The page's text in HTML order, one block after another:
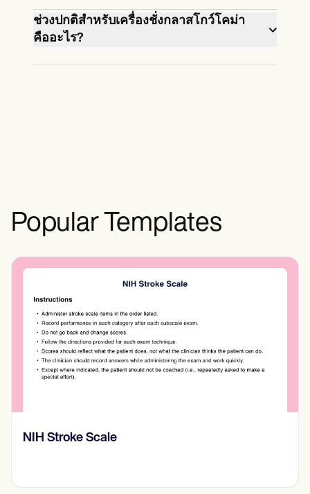
ขาดแคลนทางระบบประสาทคะแนนนี้
แสดงถึงระดับจิตสำนึกสูงสุดใน GCS และ
ชี้ให้เห็นว่าบุคคลนั้นสามารถทำตามคำสั่ง
พูดอย่างสอดคล้องกันและขยับแขนขา
คะแนน GCS ที่ 3 ไม่จำเป็นต้อง
หมายความว่าบุคคลนั้นสมองตายแล้ว
คะแนน GCS 3 บ่งชี้ว่าบุคคลอยู่ในอาการ
โคม่าลึกและไม่ตอบสนองต่อสิ่งเร้าใด ๆ
ช่วงปกติสำหรับเครื่องชั่งกลาสโกว์โคม่า
คืออะไร?
ช่วงปกติสำหรับเครื่องชั่งกลาสโกว์โคม่า
Popular Templates
HIPAA Medical Release Form